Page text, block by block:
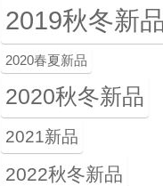
2019秋冬新品
2020春夏新品
2020秋冬新品
2021新品
2022秋冬新品